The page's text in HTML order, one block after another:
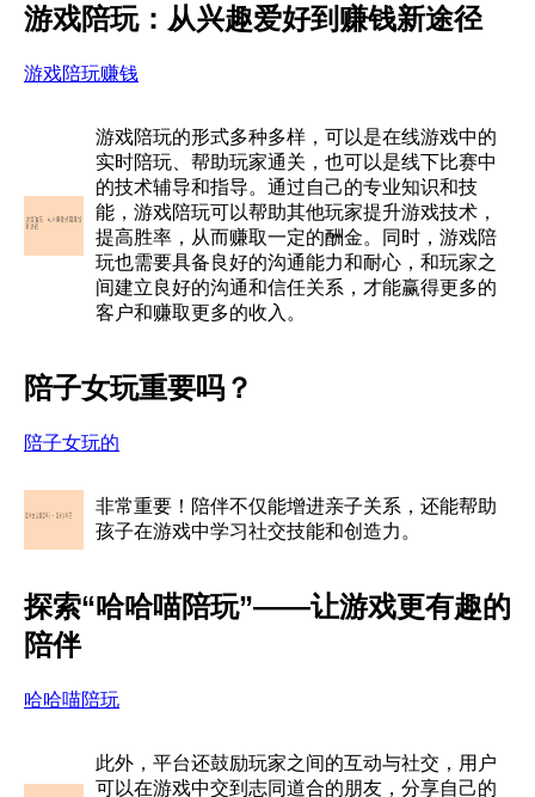
游戏陪玩：从兴趣爱好到赚钱新途径
游戏陪玩赚钱
游戏陪玩的形式多种多样，可以是在线游戏中的
实时陪玩、帮助玩家通关，也可以是线下比赛中
的技术辅导和指导。通过自己的专业知识和技
能，游戏陪玩可以帮助其他玩家提升游戏技术，
提高胜率，从而赚取一定的酬金。同时，游戏陪
玩也需要具备良好的沟通能力和耐心，和玩家之
间建立良好的沟通和信任关系，才能赢得更多的
客户和赚取更多的收入。
陪子女玩重要吗？
陪子女玩的
非常重要！陪伴不仅能增进亲子关系，还能帮助
孩子在游戏中学习社交技能和创造力。
探索“哈哈喵陪玩”——让游戏更有趣的
陪伴
哈哈喵陪玩
此外，平台还鼓励玩家之间的互动与社交，用户
可以在游戏中交到志同道合的朋友，分享自己的